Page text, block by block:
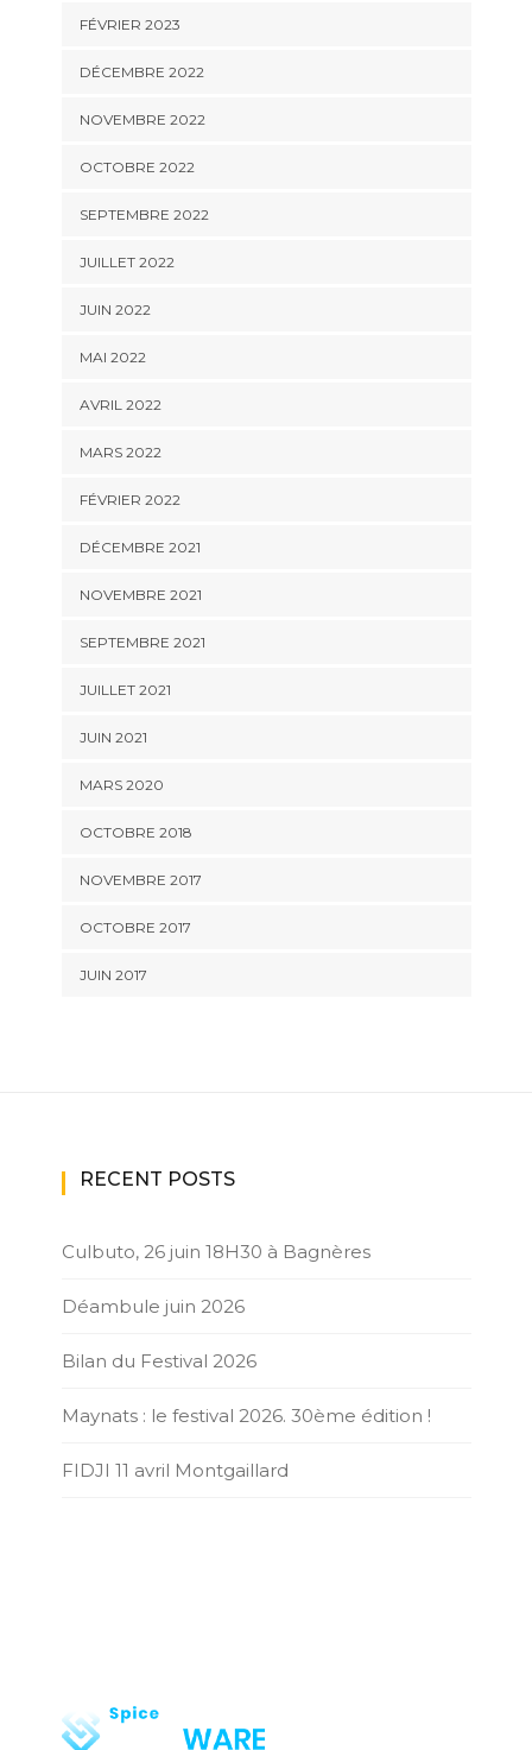
FÉVRIER 2023
DÉCEMBRE 2022
NOVEMBRE 2022
OCTOBRE 2022
SEPTEMBRE 2022
JUILLET 2022
JUIN 2022
MAI 2022
AVRIL 2022
MARS 2022
FÉVRIER 2022
DÉCEMBRE 2021
NOVEMBRE 2021
SEPTEMBRE 2021
JUILLET 2021
JUIN 2021
MARS 2020
OCTOBRE 2018
NOVEMBRE 2017
OCTOBRE 2017
JUIN 2017
RECENT POSTS
Culbuto, 26 juin 18H30 à Bagnères
Déambule juin 2026
Bilan du Festival 2026
Maynats : le festival 2026. 30ème édition !
FIDJI 11 avril Montgaillard